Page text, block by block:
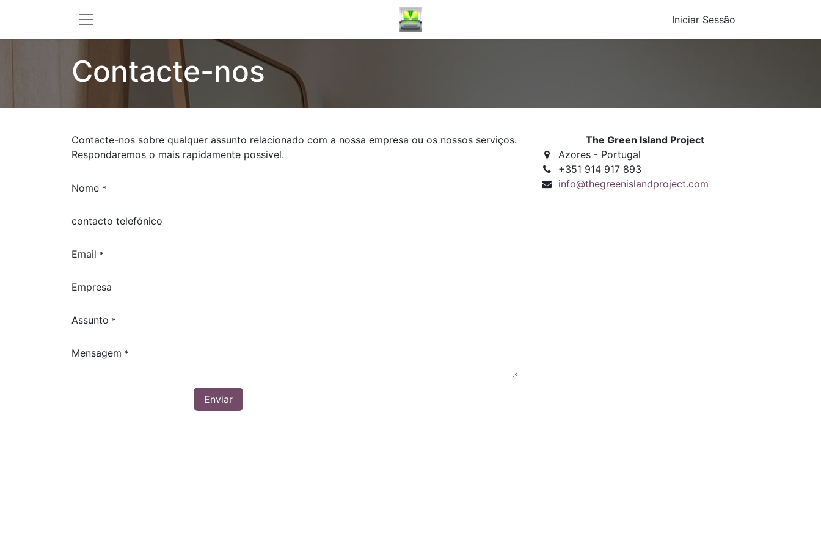
Iniciar Sessão
Contacte-nos
Contacte-nos sobre qualquer assunto relacionado com a nossa empresa ou os nossos serviços.
Respondaremos o mais rapidamente possivel.
Nome *
contacto telefónico
Email *
Empresa
Assunto *
Mensagem *
Enviar
The Green Island Project
Azores - Portugal
+351 914 917 893
info@thegreenislandproject.com